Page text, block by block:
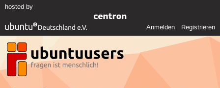
hosted by
Anmelden Registrieren